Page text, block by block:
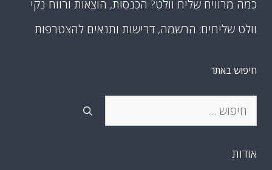
כמה מרוויח שליח וולט? הכנסות, הוצאות ורווח נקי
וולט שליחים: הרשמה, דרישות ותנאים להצטרפות
חיפוש באתר
חיפוש:
אודות